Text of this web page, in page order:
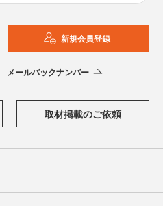
新規会員登録
メールバックナンバー
取材掲載のご依頼